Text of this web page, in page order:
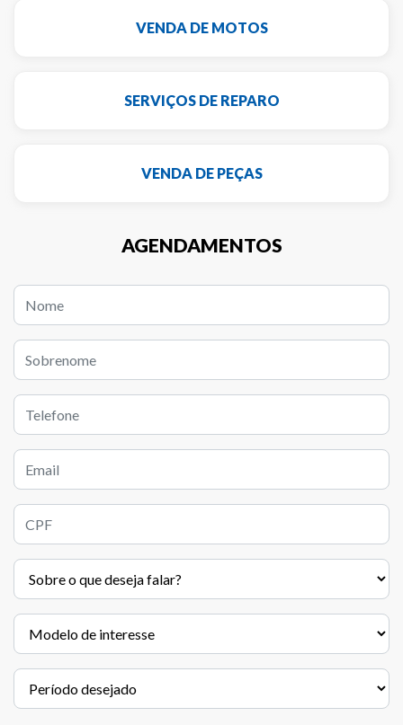
VENDA DE MOTOS
SERVIÇOS DE REPARO
VENDA DE PEÇAS
AGENDAMENTOS